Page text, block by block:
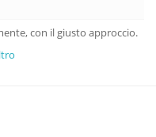
con il giusto approccio.